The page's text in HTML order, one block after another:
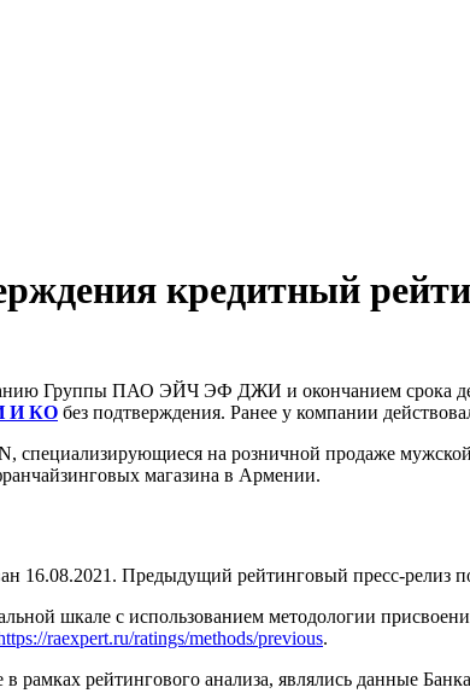
кредитный
Группы ПАО ЭЙЧ ЭФ ДЖИ и окончанием срока
И КО без подтверждения. Ранее у компании
на розничной продаже
магазина в Армении.
Предыдущий рейтинговый пресс-релиз по
шкале с использованием методологии
raexpert.ru/ratings/methods/previous.
рамках рейтингового анализа, являлись данные